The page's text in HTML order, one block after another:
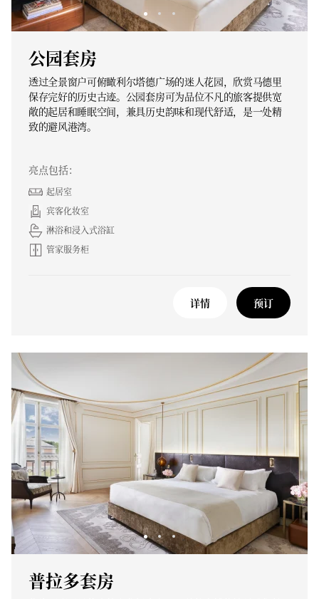
公园套房
透过全景窗户可俯瞰利尔塔德广场的迷人花园，欣赏马德里
保存完好的历史古迹。公园套房可为品位不凡的旅客提供宽
敞的起居和睡眠空间，兼具历史韵味和现代舒适，是一处精
致的避风港湾。
亮点包括：
起居室
宾客化妆室
淋浴和浸入式浴缸
管家服务柜
详情 预订
普拉多套房